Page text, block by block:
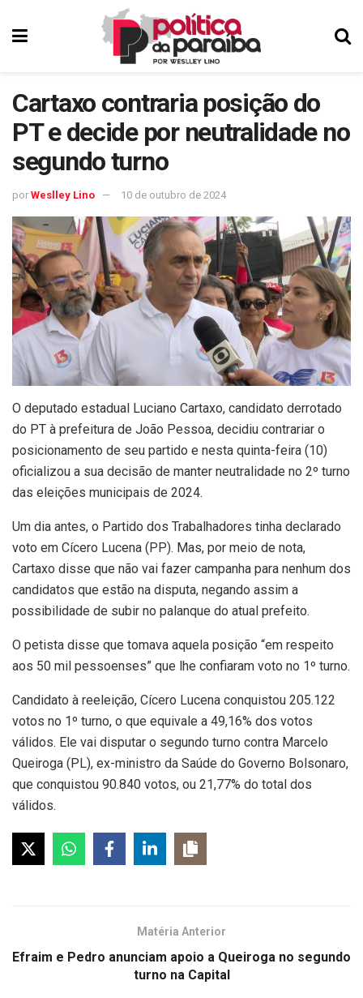
Cartaxo contraria posição do
PT e decide por neutralidade no
segundo turno
por Weslley Lino 10 de outubro de 2024
O deputado estadual Luciano Cartaxo, candidato derrotado
do PT à prefeitura de João Pessoa, decidiu contrariar o
posicionamento de seu partido e nesta quinta-feira (10)
oficializou a sua decisão de manter neutralidade no 2º turno
das eleições municipais de 2024.
Um dia antes, o Partido dos Trabalhadores tinha declarado
voto em Cícero Lucena (PP). Mas, por meio de nota,
Cartaxo disse que não vai fazer campanha para nenhum dos
candidatos que estão na disputa, negando assim a
possibilidade de subir no palanque do atual prefeito.
O petista disse que tomava aquela posição “em respeito
aos 50 mil pessoenses” que lhe confiaram voto no 1º turno.
Candidato à reeleição, Cícero Lucena conquistou 205.122
votos no 1º turno, o que equivale a 49,16% dos votos
válidos. Ele vai disputar o segundo turno contra Marcelo
Queiroga (PL), ex-ministro da Saúde do Governo Bolsonaro,
que conquistou 90.840 votos, ou 21,77% do total dos
válidos.
Matéria Anterior
Efraim e Pedro anunciam apoio a Queiroga no segundo
turno na Capital